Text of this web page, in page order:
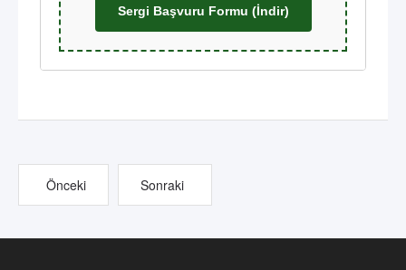
Sergi Başvuru Formu (İndir)
Önceki Sonraki